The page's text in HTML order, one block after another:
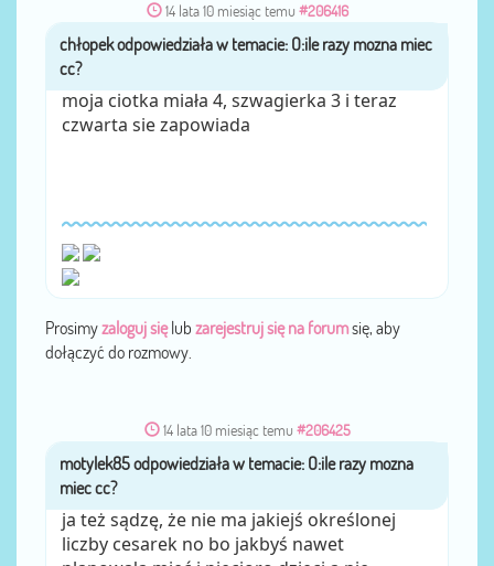
14 lata 10 miesiąc temu #206416
przezchłopek
moja ciotka miała 4, szwagierka 3 i teraz
czwarta sie zapowiada
Prosimyzaloguj sięlub zarejestruj się na forumsię, aby
dołączyć do rozmowy.
14 lata 10 miesiąc temu #206425
przezmotylek85
ja też sądzę, że nie ma jakiejś określonej
liczby cesarek no bo jakbyś nawet